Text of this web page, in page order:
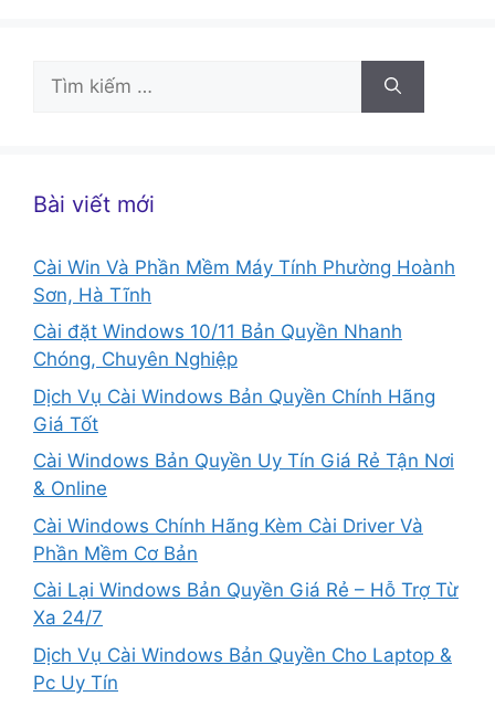
Tìm
kiếm
Bài viết mới
Cài Win Và Phần Mềm Máy Tính Phường Hoành
Sơn, Hà Tĩnh
Cài đặt Windows 10/11 Bản Quyền Nhanh
Chóng, Chuyên Nghiệp
Dịch Vụ Cài Windows Bản Quyền Chính Hãng
Giá Tốt
Cài Windows Bản Quyền Uy Tín Giá Rẻ Tận Nơi
& Online
Cài Windows Chính Hãng Kèm Cài Driver Và
Phần Mềm Cơ Bản
Cài Lại Windows Bản Quyền Giá Rẻ – Hỗ Trợ Từ
Xa 24/7
Dịch Vụ Cài Windows Bản Quyền Cho Laptop &
Pc Uy Tín